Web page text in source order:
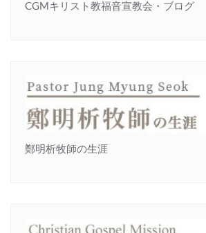
CGMキリスト教福音宣教会・ブログ
鄭明析牧師の生涯